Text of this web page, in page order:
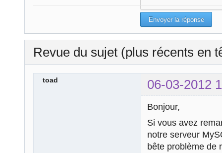
Revue du sujet (plus récents en
toad 06-03-2012
Bonjour,
Si vous avez
notre serveur
bête problème de